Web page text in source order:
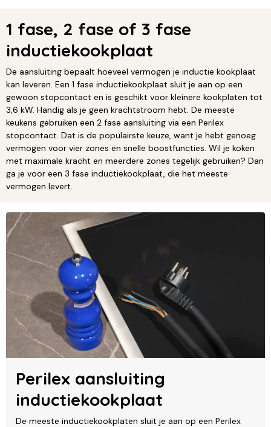
1 fase, 2 fase of 3 fase
inductiekookplaat
De aansluiting bepaalt hoeveel vermogen je inductie kookplaat
kan leveren. Een 1 fase inductiekookplaat sluit je aan op een
gewoon stopcontact en is geschikt voor kleinere kookplaten tot
3,6 kW. Handig als je geen krachtstroom hebt. De meeste
keukens gebruiken een 2 fase aansluiting via een Perilex
stopcontact. Dat is de populairste keuze, want je hebt genoeg
vermogen voor vier zones en snelle boostfuncties. Wil je koken
met maximale kracht en meerdere zones tegelijk gebruiken? Dan
ga je voor een 3 fase inductiekookplaat, die het meeste
vermogen levert.
Perilex aansluiting
inductiekookplaat
De meeste inductiekookplaten sluit je aan op een Perilex